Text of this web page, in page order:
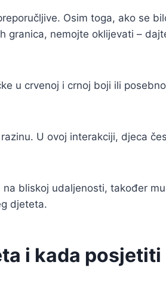
Osim toga, ako se
granica, nemojte oklijevati –
u crvenoj i crnoj boji ili
U ovoj interakciji, djeca
bliskoj udaljenosti, također
djeteta.
i kada posjetiti